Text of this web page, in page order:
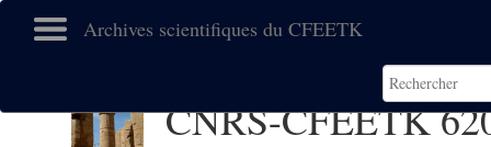
Archives scientifiques du CFEETK
CNRS-CFEETK